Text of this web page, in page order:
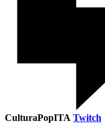
CulturaPopITA Twitch